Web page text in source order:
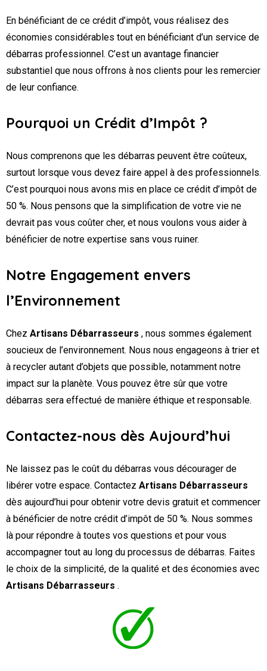
En bénéficiant de ce crédit d’impôt, vous réalisez des
économies considérables tout en bénéficiant d’un service de
débarras professionnel. C’est un avantage financier
substantiel que nous offrons à nos clients pour les remercier
de leur confiance.
Pourquoi un Crédit d’Impôt ?
Nous comprenons que les débarras peuvent être coûteux,
surtout lorsque vous devez faire appel à des professionnels.
C’est pourquoi nous avons mis en place ce crédit d’impôt de
50 %. Nous pensons que la simplification de votre vie ne
devrait pas vous coûter cher, et nous voulons vous aider à
bénéficier de notre expertise sans vous ruiner.
Notre Engagement envers
l’Environnement
Chez Artisans Débarrasseurs , nous sommes également
soucieux de l’environnement. Nous nous engageons à trier et
à recycler autant d’objets que possible, notamment notre
impact sur la planète. Vous pouvez être sûr que votre
débarras sera effectué de manière éthique et responsable.
Contactez-nous dès Aujourd’hui
Ne laissez pas le coût du débarras vous décourager de
libérer votre espace. Contactez Artisans Débarrasseurs
dès aujourd’hui pour obtenir votre devis gratuit et commencer
à bénéficier de notre crédit d’impôt de 50 %. Nous sommes
là pour répondre à toutes vos questions et pour vous
accompagner tout au long du processus de débarras. Faites
le choix de la simplicité, de la qualité et des économies avec
Artisans Débarrasseurs .